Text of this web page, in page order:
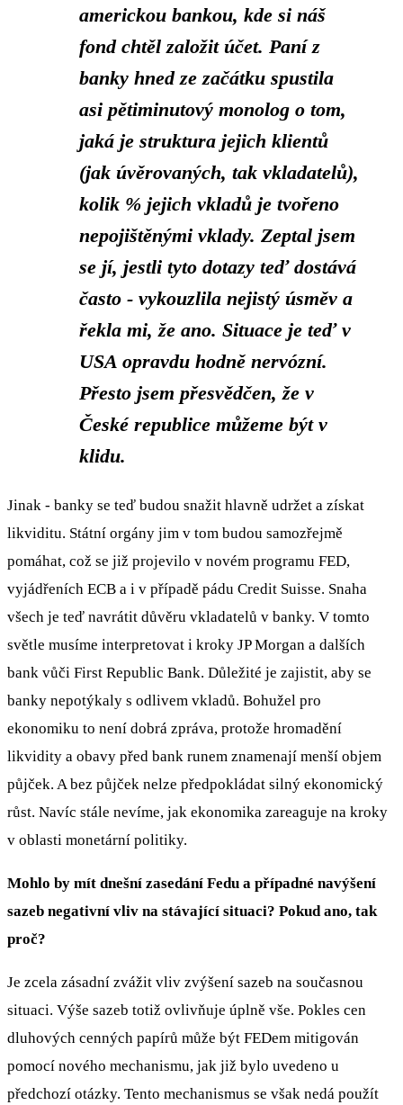
americkou bankou, kde si náš
fond chtěl založit účet. Paní z
banky hned ze začátku spustila
asi pětiminutový monolog o tom,
jaká je struktura jejich klientů
(jak úvěrovaných, tak vkladatelů),
kolik % jejich vkladů je tvořeno
nepojištěnými vklady. Zeptal jsem
se jí, jestli tyto dotazy teď dostává
často - vykouzlila nejistý úsměv a
řekla mi, že ano. Situace je teď v
USA opravdu hodně nervózní.
Přesto jsem přesvědčen, že v
České republice můžeme být v
klidu.
Jinak - banky se teď budou snažit hlavně udržet a získat
likviditu. Státní orgány jim v tom budou samozřejmě
pomáhat, což se již projevilo v novém programu FED,
vyjádřeních ECB a i v případě pádu Credit Suisse. Snaha
všech je teď navrátit důvěru vkladatelů v banky. V tomto
světle musíme interpretovat i kroky JP Morgan a dalších
bank vůči First Republic Bank. Důležité je zajistit, aby se
banky nepotýkaly s odlivem vkladů. Bohužel pro
ekonomiku to není dobrá zpráva, protože hromadění
likvidity a obavy před bank runem znamenají menší objem
půjček. A bez půjček nelze předpokládat silný ekonomický
růst. Navíc stále nevíme, jak ekonomika zareaguje na kroky
v oblasti monetární politiky.
Mohlo by mít dnešní zasedání Fedu a případné navýšení
sazeb negativní vliv na stávající situaci? Pokud ano, tak
proč?
Je zcela zásadní zvážit vliv zvýšení sazeb na současnou
situaci. Výše sazeb totiž ovlivňuje úplně vše. Pokles cen
dluhových cenných papírů může být FEDem mitigován
pomocí nového mechanismu, jak již bylo uvedeno u
předchozí otázky. Tento mechanismus se však nedá použít